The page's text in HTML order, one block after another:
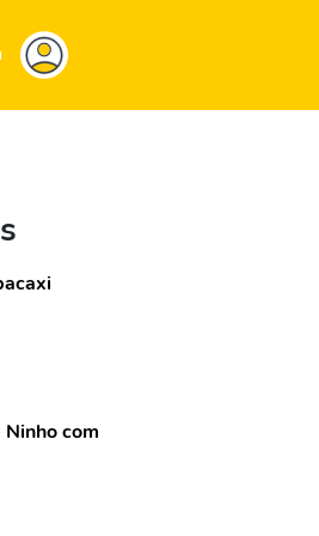
seguida,
com